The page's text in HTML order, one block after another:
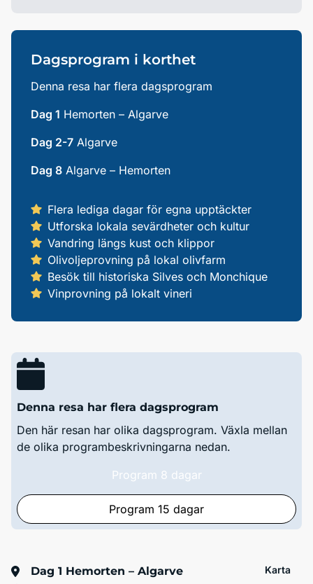
Dagsprogram i korthet
Denna resa har flera dagsprogram
Dag 1 Hemorten – Algarve
Dag 2-7 Algarve
Dag 8 Algarve – Hemorten
Flera lediga dagar för egna upptäckter
Utforska lokala sevärdheter och kultur
Vandring längs kust och klippor
Olivoljeprovning på lokal olivfarm
Besök till historiska Silves och Monchique
Vinprovning på lokalt vineri
Denna resa har flera dagsprogram
Den här resan har olika dagsprogram. Växla mellan
de olika programbeskrivningarna nedan.
Program 8 dagar
Program 15 dagar
Dag 1 Hemorten – Algarve Karta